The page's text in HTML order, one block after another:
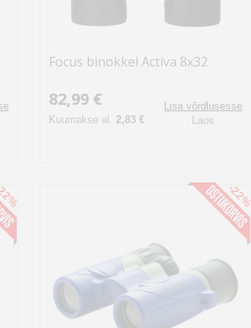
Focus binokkel Activa 8x32
82,99 €
Kuumakse al. 2,83 €
Lisa võrdlusesse
Laos
-22%